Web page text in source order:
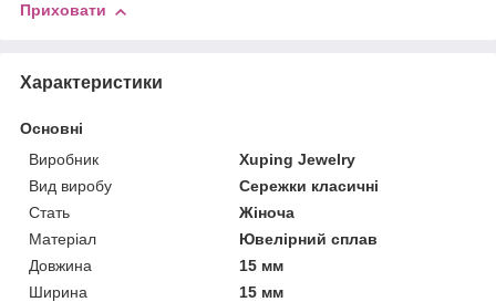
Приховати
Характеристики
Основні
Виробник
Xuping Jewelry
Вид виробу
Сережки класичні
Стать
Жіноча
Матеріал
Ювелірний сплав
Довжина
15 мм
Ширина
15 мм